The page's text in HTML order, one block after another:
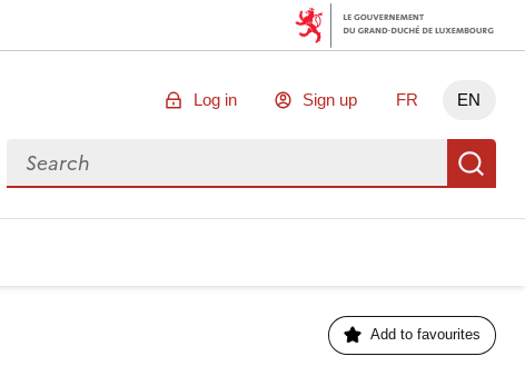
Log in Sign up FR EN
Search for data
Add to favourites